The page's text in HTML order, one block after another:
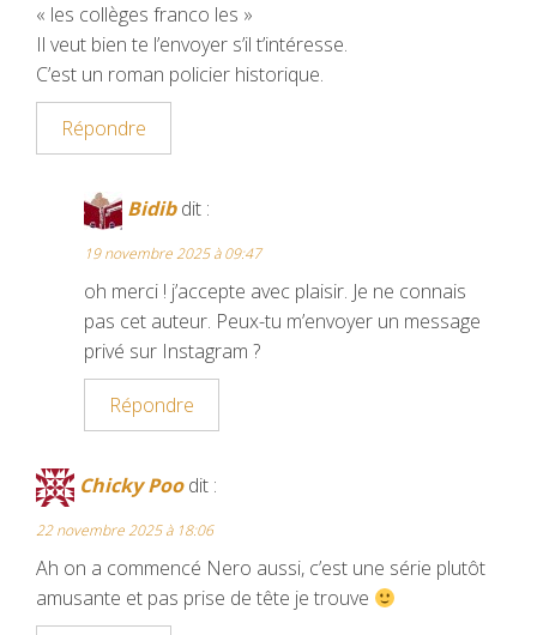
« les collèges franco les »
Il veut bien te l’envoyer s’il t’intéresse.
C’est un roman policier historique.
Répondre
Bidib dit :
19 novembre 2025 à 09:47
oh merci ! j’accepte avec plaisir. Je ne connais
pas cet auteur. Peux-tu m’envoyer un message
privé sur Instagram ?
Répondre
Chicky Poo dit :
22 novembre 2025 à 18:06
Ah on a commencé Nero aussi, c’est une série plutôt
amusante et pas prise de tête je trouve